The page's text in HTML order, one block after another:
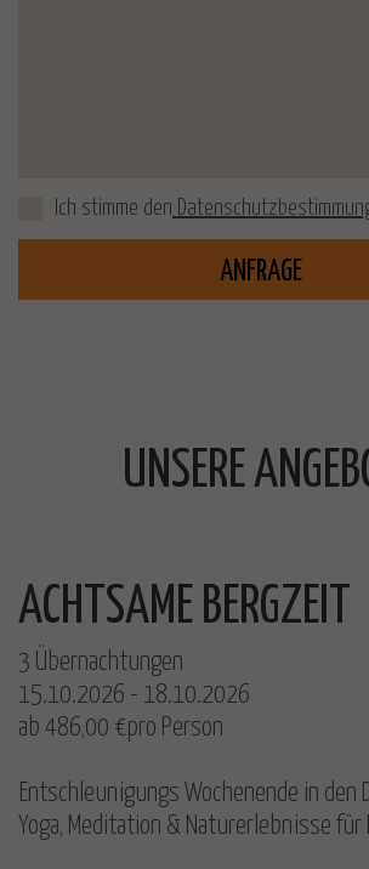
Ich stimme den
UNSERE
ACHTSAME BERGZEIT
3 Übernachtungen
15.10.2026 - 18.10.2026
ab 486,00 €pro Person
Entschleunigungs Wochenende in den
Yoga, Meditation & Naturerlebnisse für